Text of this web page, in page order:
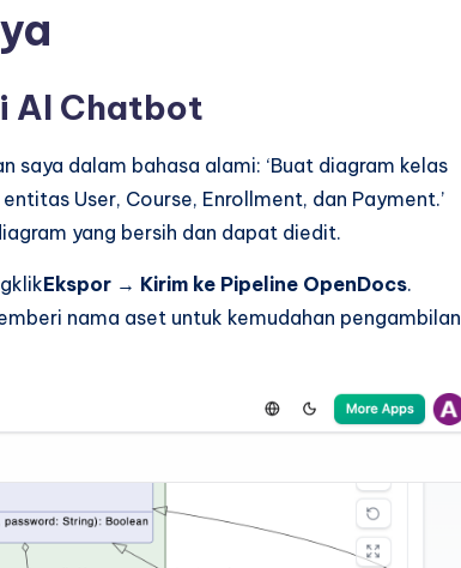
AI Chatbot
saya dalam bahasa alami: ‘Buat diagram kelas
User, Course, Enrollment, dan Payment.’
yang bersih dan dapat diedit.
Ekspor → Kirim ke Pipeline OpenDocs.
nama aset untuk kemudahan pengambilan